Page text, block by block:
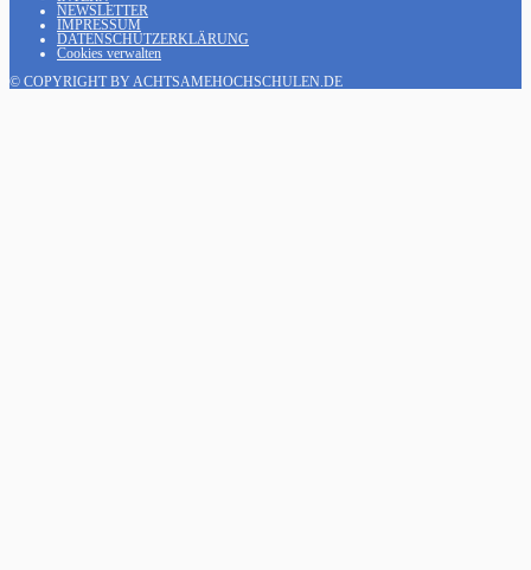
NEWSLETTER
IMPRESSUM
DATENSCHUTZERKLÄRUNG
Cookies verwalten
© COPYRIGHT BY ACHTSAMEHOCHSCHULEN.DE